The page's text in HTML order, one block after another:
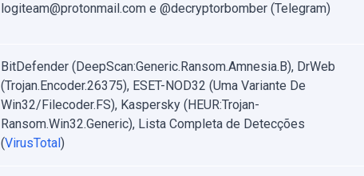
logiteam@protonmail.com e @decryptorbomber (Telegram)
BitDefender (DeepScan:Generic.Ransom.Amnesia.B), DrWeb
(Trojan.Encoder.26375), ESET-NOD32 (Uma Variante De
Win32/Filecoder.FS), Kaspersky (HEUR:Trojan-
Ransom.Win32.Generic), Lista Completa de Detecções
(VirusTotal)